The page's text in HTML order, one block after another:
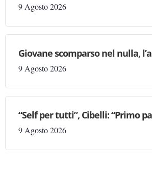
9 Agosto 2026
Giovane scomparso nel nulla,
9 Agosto 2026
“Self per tutti”, Cibelli: “Primo
9 Agosto 2026